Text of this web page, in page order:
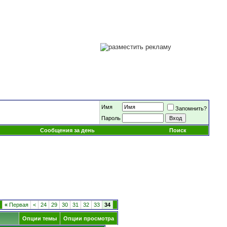
Имя
Запомнить?
Пароль
Сообщения за день Поиск
« Первая < 24 29 30 31 32 33 34
Опции темы Опции просмотра